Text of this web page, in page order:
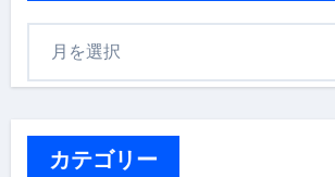
カテゴリー